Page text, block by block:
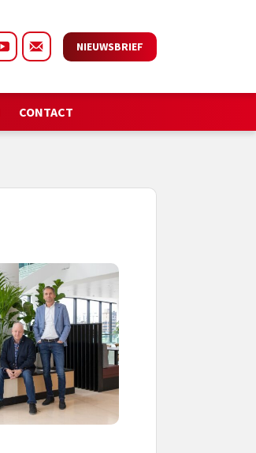
NIEUWSBRIEF
CONTACT